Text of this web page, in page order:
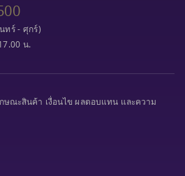
ทร์ - ศุกร์)
น.
ษณะสินค้า เงื่อนไข ผลตอบแทน และความ